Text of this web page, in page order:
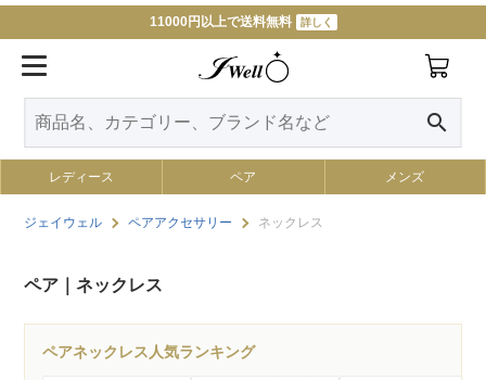
11000円以上で送料無料 詳しく
search
レディース ペア メンズ
ジェイウェル ペアアクセサリー ネックレス
ペア｜ネックレス
ペアネックレス人気ランキング